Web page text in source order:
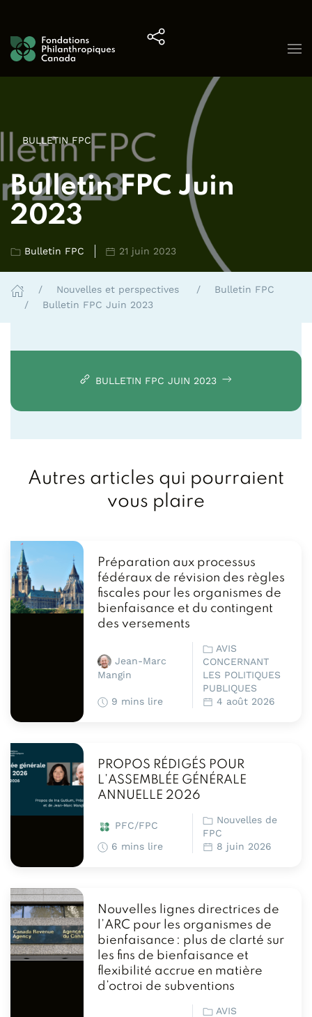
BULLETIN FPC
Bulletin FPC Juin
2023
Bulletin FPC 21 juin 2023
Nouvelles et perspectives
Bulletin FPC
Bulletin FPC Juin 2023
BULLETIN FPC JUIN 2023
Autres articles qui pourraient
vous plaire
Préparation aux processus
fédéraux de révision des règles
fiscales pour les organismes de
bienfaisance et du contingent
des versements
Jean-Marc
Mangin
AVIS
CONCERNANT
LES POLITIQUES
PUBLIQUES
9 mins lire
4 août 2026
PROPOS RÉDIGÉS POUR
L’ASSEMBLÉE GÉNÉRALE
ANNUELLE 2026
PFC/FPC
Nouvelles de
FPC
6 mins lire
8 juin 2026
Nouvelles lignes directrices de
l’ARC pour les organismes de
bienfaisance : plus de clarté sur
les fins de bienfaisance et
flexibilité accrue en matière
d’octroi de subventions
AVIS